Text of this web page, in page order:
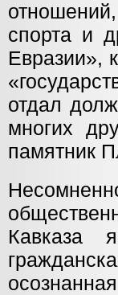
спорта и
Евразии»,
отдал
многих
памятник
Кавказа